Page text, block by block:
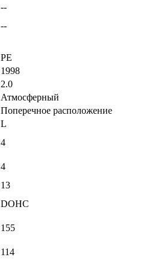
--
--
PE
1998
2.0
Атмосферный
Поперечное расположение
L
4
4
13
DOHC
155
114